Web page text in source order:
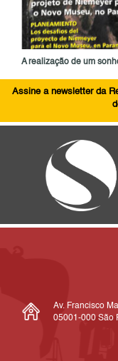
A realização de um
Assine a newsletter da
Av. Francisco
05001-000 São